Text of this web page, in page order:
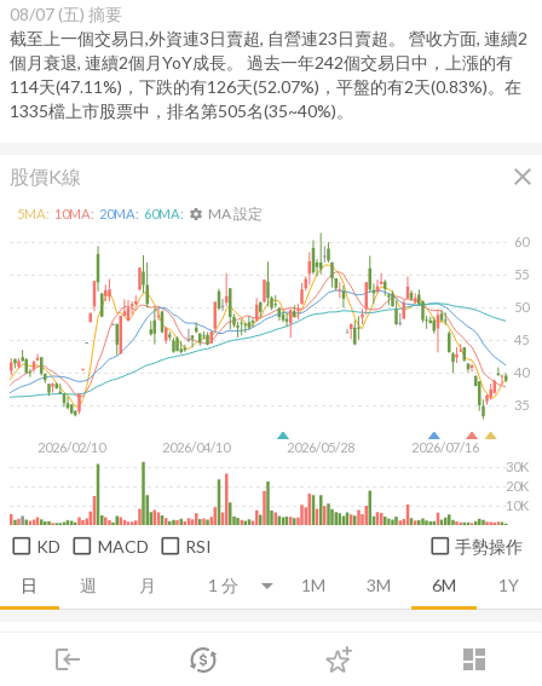
login dashboard
市場 登入
08/07 (五) 摘要
截至上一個交易日,外資連3日賣超, 自營連23日賣超。 營收方面, 連續2
個月衰退, 連續2個月YoY成長。 過去一年242個交易日中，上漲的有
114天(47.11%)，下跌的有126天(52.07%)，平盤的有2天(0.83%)。在
1335檔上市股票中，排名第505名(35~40%)。
股價K線 close
日 週 月 1M 3M 6M 1Y
2026/02/10 2026/04/10 2026/05/28 2026/07/16
35
40
45
50
55
60
10K
20K
30K
5MA: 10MA: 20MA: 60MA: settings MA 設定
KD MACD RSI 手勢操作
推薦卡片 消息面 財務報